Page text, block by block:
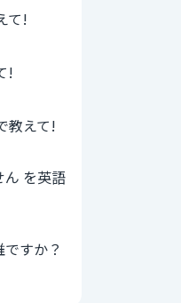
て!
!
教えて!
ん を英語
すか？